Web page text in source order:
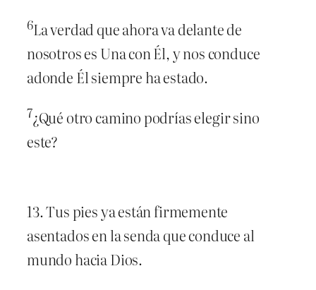
6La verdad que ahora va delante de
nosotros es Una con Él, y nos conduce
adonde Él siempre ha estado.
7¿Qué otro camino podrías elegir sino
este?
13. Tus pies ya están firmemente
asentados en la senda que conduce al
mundo hacia Dios.